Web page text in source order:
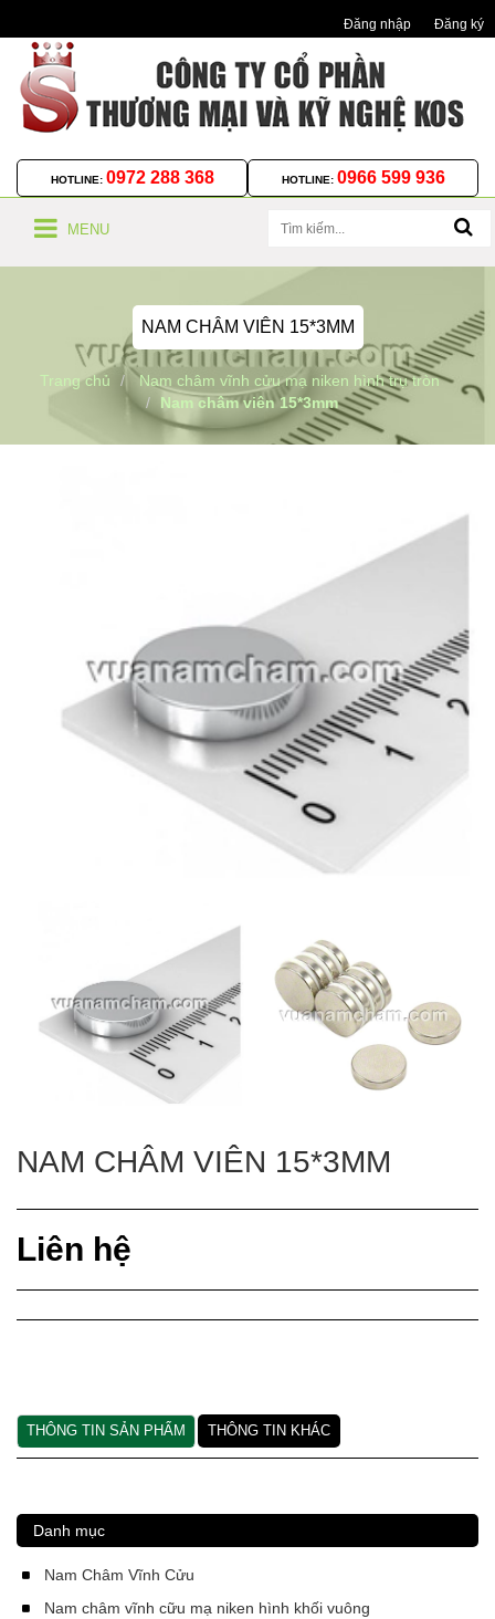
Đăng nhập Đăng ký
HOTLINE: 0972 288 368 HOTLINE: 0966 599 936
MENU
NAM CHÂM VIÊN 15*3MM
Trang chủ
Nam châm vĩnh cửu mạ niken hình trụ tròn
Nam châm viên 15*3mm
NAM CHÂM VIÊN 15*3MM
Liên hệ
THÔNG TIN SẢN PHẨM THÔNG TIN KHÁC
Danh mục
Nam Châm Vĩnh Cửu
Nam châm vĩnh cữu mạ niken hình khối vuông